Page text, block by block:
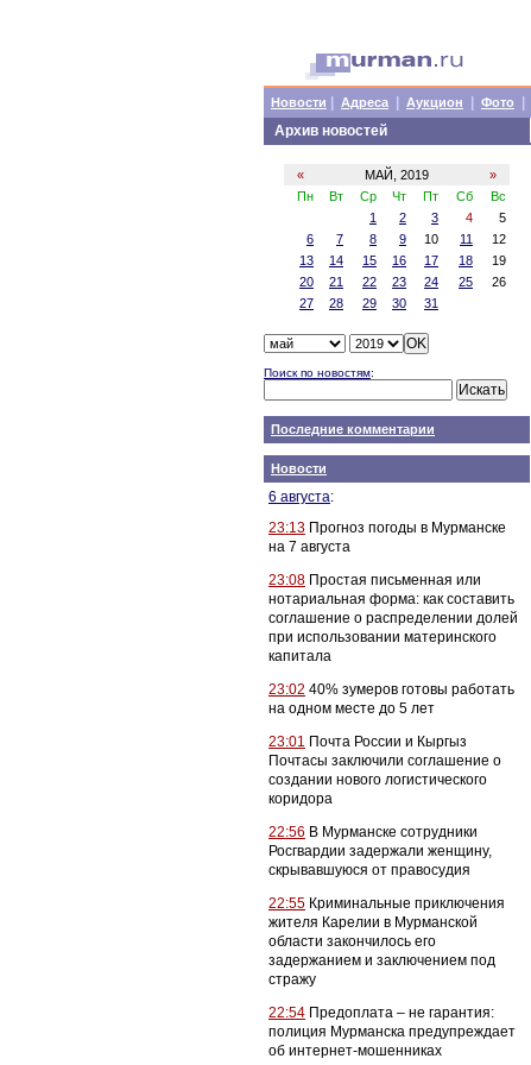
Новости Адреса Аукцион Фото
Архив новостей
« МАЙ, 2019
»
Пн
Вт Ср Чт Пт Сб
Вс
1
2 3 4
5
6
7 8 9 10 11
12
13
14 15 16 17 18
19
20
21 22 23 24 25
26
27
28 29 30 31
Поиск по новостям:
Последние комментарии
Новости
6 августа:
23:13 Прогноз погоды в Мурманске
на 7 августа
23:08 Простая письменная или
нотариальная форма: как составить
соглашение о распределении долей
при использовании материнского
капитала
23:02 40% зумеров готовы работать
на одном месте до 5 лет
23:01 Почта России и Кыргыз
Почтасы заключили соглашение о
создании нового логистического
коридора
22:56 В Мурманске сотрудники
Росгвардии задержали женщину,
скрывавшуюся от правосудия
22:55 Криминальные приключения
жителя Карелии в Мурманской
области закончилось его
задержанием и заключением под
стражу
22:54 Предоплата – не гарантия:
полиция Мурманска предупреждает
об интернет-мошенниках